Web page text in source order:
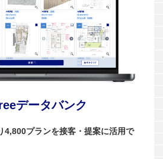
データバンク
4,800プランを接客・提案に活用で